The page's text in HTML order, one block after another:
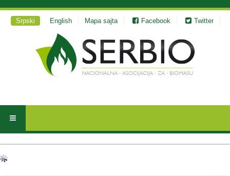
Srpski English Mapa sajta Facebook Twitter